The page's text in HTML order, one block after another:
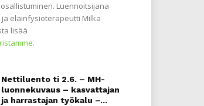
Luennoitsijana
eläinfysioterapeutti Milka
lisää
.
Nettiluento ti 2.6. – MH-
luonnekuvaus – kasvattajan
ja harrastajan työkalu –...